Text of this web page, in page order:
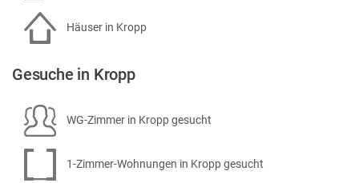
Häuser in Kropp
Gesuche in Kropp
WG-Zimmer in Kropp gesucht
1-Zimmer-Wohnungen in Kropp gesucht